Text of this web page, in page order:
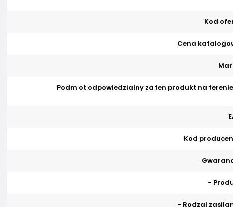
Kod
Cena
Podmiot odpowiedzialny za ten produkt na terenie
Kod
-
- Rodzaj